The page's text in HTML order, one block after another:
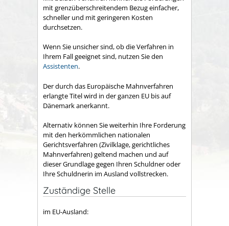
mit grenzüberschreitendem Bezug einfacher,
schneller und mit geringeren Kosten
durchsetzen.
Wenn Sie unsicher sind, ob die Verfahren in
Ihrem Fall geeignet sind, nutzen Sie den
Assistenten.
Der durch das Europäische Mahnverfahren
erlangte Titel wird in der ganzen EU bis auf
Dänemark anerkannt.
Alternativ können Sie weiterhin Ihre Forderung
mit den herkömmlichen nationalen
Gerichtsverfahren (Zivilklage, gerichtliches
Mahnverfahren) geltend machen und auf
dieser Grundlage gegen Ihren Schuldner oder
Ihre Schuldnerin im Ausland vollstrecken.
Zuständige Stelle
im EU-Ausland: